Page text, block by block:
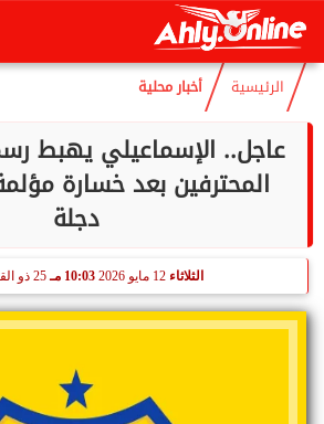
الجمعة
الرئيسية أخبار محلية
عاجل.. الإسماعيلي يهبط
المحترفين بعد خسارة
دجلة
الثلاثاء 12 مايو 2026 10:03 مـ 25 ذو القعدة 1447